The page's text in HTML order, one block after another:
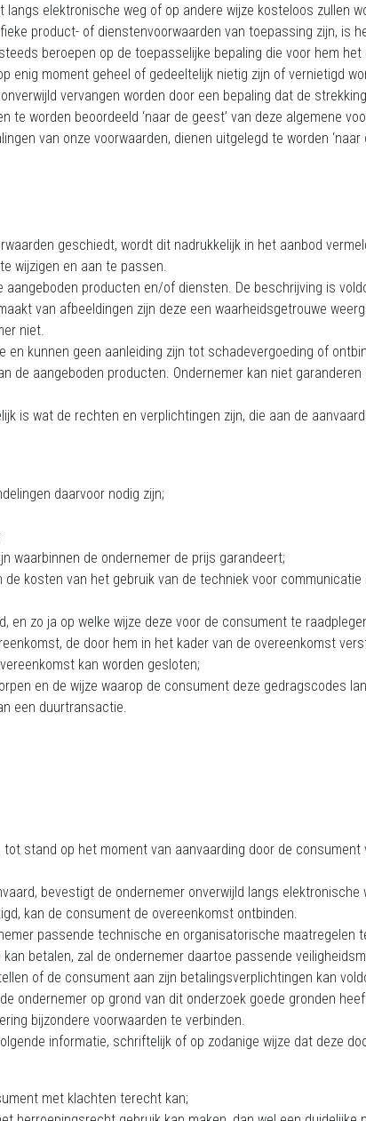
elektronische weg of op andere wijze kosteloos zullen
product- of dienstenvoorwaarden van toepassing zijn, is
beroepen op de toepasselijke bepaling die voor hem
enig moment geheel of gedeeltelijk nietig zijn of vernietigd
vervangen worden door een bepaling dat de
worden beoordeeld ‘naar de geest’ van deze algemene
van onze voorwaarden, dienen uitgelegd te worden
geschiedt, wordt dit nadrukkelijk in het aanbod
wijzigen en aan te passen.
producten en/of diensten. De beschrijving is
van afbeeldingen zijn deze een waarheidsgetrouwe
niet.
kunnen geen aanleiding zijn tot schadevergoeding of
de aangeboden producten. Ondernemer kan niet
is wat de rechten en verplichtingen zijn, die aan de
daarvoor nodig zijn;
waarbinnen de ondernemer de prijs garandeert;
kosten van het gebruik van de techniek voor
zo ja op welke wijze deze voor de consument te
de door hem in het kader van de overeenkomst
kan worden gesloten;
en de wijze waarop de consument deze gedragscodes
een duurtransactie.
stand op het moment van aanvaarding door de
bevestigt de ondernemer onverwijld langs
kan de consument de overeenkomst ontbinden.
passende technische en organisatorische maatregelen
betalen, zal de ondernemer daartoe passende
of de consument aan zijn betalingsverplichtingen kan
ondernemer op grond van dit onderzoek goede gronden
bijzondere voorwaarden te verbinden.
informatie, schriftelijk of op zodanige wijze dat deze
met klachten terecht kan;